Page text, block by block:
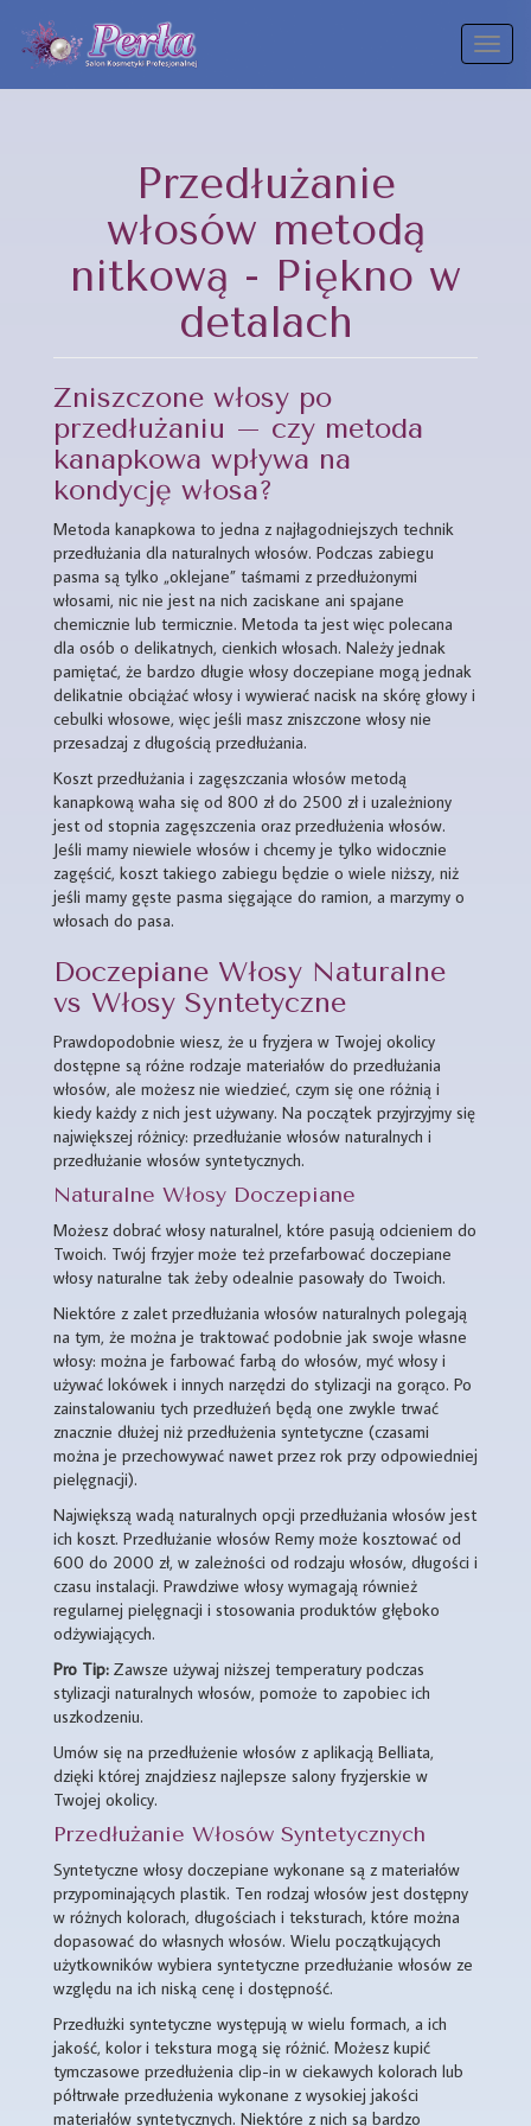
Przedłużanie
włosów metodą
nitkową - Piękno w
detalach
Zniszczone włosy po
przedłużaniu – czy metoda
kanapkowa wpływa na
kondycję włosa?
Metoda kanapkowa to jedna z najłagodniejszych technik
przedłużania dla naturalnych włosów. Podczas zabiegu
pasma są tylko „oklejane” taśmami z przedłużonymi
włosami, nic nie jest na nich zaciskane ani spajane
chemicznie lub termicznie. Metoda ta jest więc polecana
dla osób o delikatnych, cienkich włosach. Należy jednak
pamiętać, że bardzo długie włosy doczepiane mogą jednak
delikatnie obciążać włosy i wywierać nacisk na skórę głowy i
cebulki włosowe, więc jeśli masz zniszczone włosy nie
przesadzaj z długością przedłużania.
Koszt przedłużania i zagęszczania włosów metodą
kanapkową waha się od 800 zł do 2500 zł i uzależniony
jest od stopnia zagęszczenia oraz przedłużenia włosów.
Jeśli mamy niewiele włosów i chcemy je tylko widocznie
zagęścić, koszt takiego zabiegu będzie o wiele niższy, niż
jeśli mamy gęste pasma sięgające do ramion, a marzymy o
włosach do pasa.
Doczepiane Włosy Naturalne
vs Włosy Syntetyczne
Prawdopodobnie wiesz, że u fryzjera w Twojej okolicy
dostępne są różne rodzaje materiałów do przedłużania
włosów, ale możesz nie wiedzieć, czym się one różnią i
kiedy każdy z nich jest używany. Na początek przyjrzyjmy się
największej różnicy: przedłużanie włosów naturalnych i
przedłużanie włosów syntetycznych.
Naturalne Włosy Doczepiane
Możesz dobrać włosy naturalnel, które pasują odcieniem do
Twoich. Twój frzyjer może też przefarbować doczepiane
włosy naturalne tak żeby odealnie pasowały do Twoich.
Niektóre z zalet przedłużania włosów naturalnych polegają
na tym, że można je traktować podobnie jak swoje własne
włosy: można je farbować farbą do włosów, myć włosy i
używać lokówek i innych narzędzi do stylizacji na gorąco. Po
zainstalowaniu tych przedłużeń będą one zwykle trwać
znacznie dłużej niż przedłużenia syntetyczne (czasami
można je przechowywać nawet przez rok przy odpowiedniej
pielęgnacji).
Największą wadą naturalnych opcji przedłużania włosów jest
ich koszt. Przedłużanie włosów Remy może kosztować od
600 do 2000 zł, w zależności od rodzaju włosów, długości i
czasu instalacji. Prawdziwe włosy wymagają również
regularnej pielęgnacji i stosowania produktów głęboko
odżywiających.
Pro Tip: Zawsze używaj niższej temperatury podczas
stylizacji naturalnych włosów, pomoże to zapobiec ich
uszkodzeniu.
Umów się na przedłużenie włosów z aplikacją Belliata,
dzięki której znajdziesz najlepsze salony fryzjerskie w
Twojej okolicy.
Przedłużanie Włosów Syntetycznych
Syntetyczne włosy doczepiane wykonane są z materiałów
przypominających plastik. Ten rodzaj włosów jest dostępny
w różnych kolorach, długościach i teksturach, które można
dopasować do własnych włosów. Wielu początkujących
użytkowników wybiera syntetyczne przedłużanie włosów ze
względu na ich niską cenę i dostępność.
Przedłużki syntetyczne występują w wielu formach, a ich
jakość, kolor i tekstura mogą się różnić. Możesz kupić
tymczasowe przedłużenia clip-in w ciekawych kolorach lub
półtrwałe przedłużenia wykonane z wysokiej jakości
materiałów syntetycznych. Niektóre z nich są bardzo